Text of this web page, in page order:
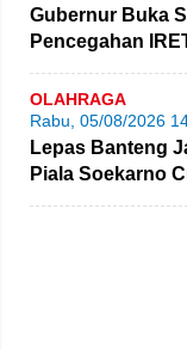
Gubernur Buka
Pencegahan
dan Bahaya
OLAHRAGA
Rabu, 05/08/2026
Lepas Banteng
Piala Soekarno
Pemain Jaga